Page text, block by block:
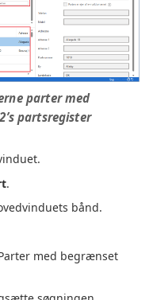
parter med
partsregister
.
bånd.
med begrænset